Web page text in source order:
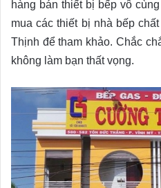
hàng bán thiết bị bếp vô
mua các thiết bị nhà bếp
Thịnh để tham khảo. Chắc
không làm bạn thất vọng.